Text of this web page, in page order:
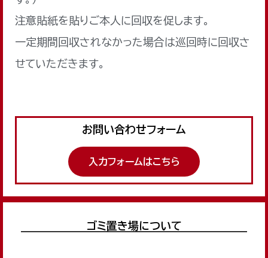
注意貼紙を貼りご本人に回収を促します。
一定期間回収されなかった場合は巡回時に回収さ
せていただきます。
お問い合わせフォーム
入力フォームはこちら
ゴミ置き場について